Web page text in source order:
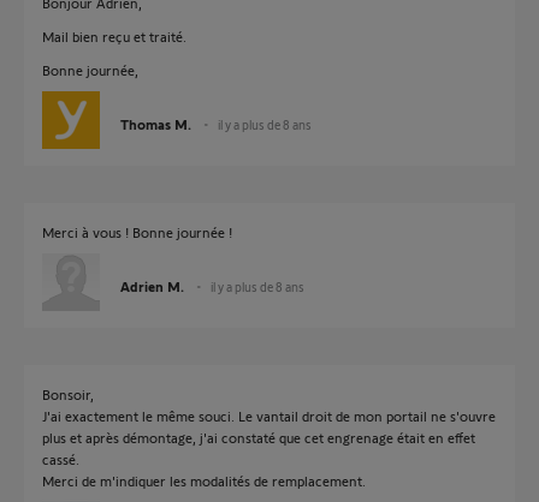
Mail bien reçu et traité.
Bonne journée,
Thomas M. il y a plus de 8 ans
Merci à vous ! Bonne journée !
Adrien M. il y a plus de 8 ans
Bonsoir,
J'ai exactement le même souci. Le vantail droit de mon portail ne s'ouvre
plus et après démontage, j'ai constaté que cet engrenage était en effet
cassé.
Merci de m'indiquer les modalités de remplacement.